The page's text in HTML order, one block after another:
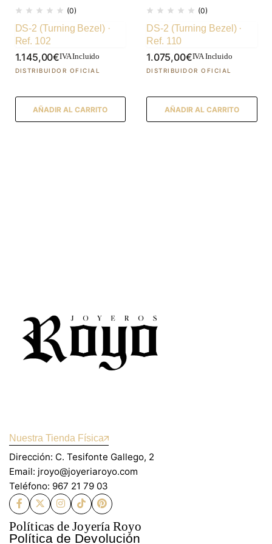
(0)
DS-2 (Turning Bezel) ·
Ref. 102
1.145,00€IVA Incluido
AÑADIR AL CARRITO
(0)
DS-2 (Turning Bezel) ·
Ref. 110
1.075,00€IVA Incluido
AÑADIR AL CARRITO
Nuestra Tienda Física
Dirección: C. Tesifonte Gallego, 2
Email: jroyo@joyeriaroyo.com
Teléfono: 967 21 79 03
Políticas de Joyería Royo
Política de Devolución